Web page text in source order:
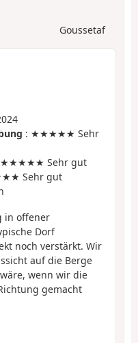
Goussetaf
: ★★★★★ Sehr
★★★★★ Sehr gut
Sehr gut
in offener
Dorf
noch verstärkt. Wir
auf die Berge
wenn wir die
gemacht